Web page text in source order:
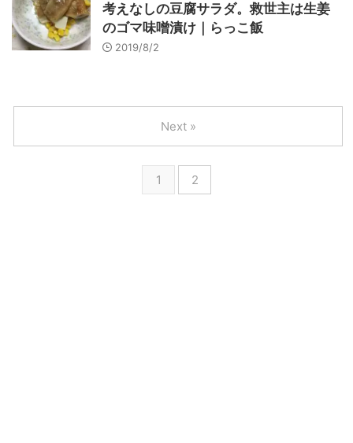
考えなしの豆腐サラダ。救世主は生姜
のゴマ味噌漬け｜らっこ飯
2019/8/2
1 2
Next »